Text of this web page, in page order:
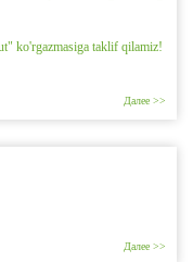
ko'rgazmasiga taklif qilamiz!
Далее >>
Далее >>